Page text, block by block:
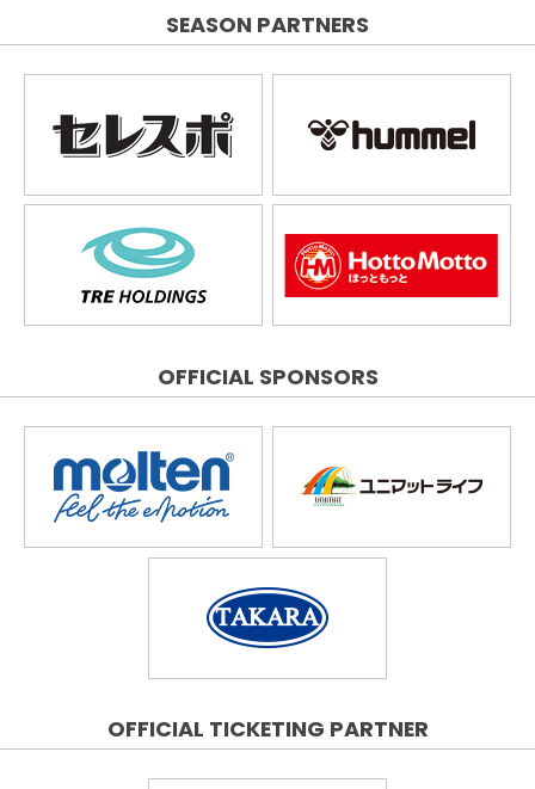
SEASON PARTNERS
OFFICIAL SPONSORS
OFFICIAL TICKETING PARTNER